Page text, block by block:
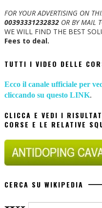
FOR YOUR ADVERTISING ON
00393331232832OR BY MAIL
WE WILL FIND THE BEST
Fees to deal.
TUTTI I VIDEO DELLE
Ecco il canale ufficiale per
cliccando su questo LINK.
CLICCA E VEDI I
CORSE E LE RELATIVE
CERCA SU WIKIPEDIA